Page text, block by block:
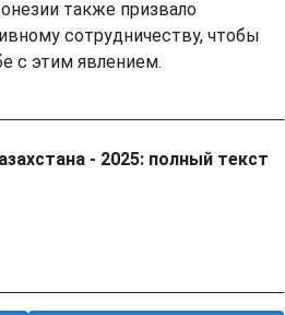
также призвало
сотрудничеству, чтобы
с этим явлением.
- 2025: полный текст